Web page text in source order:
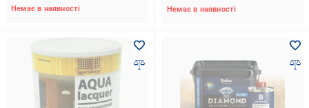
Немає в наявності Немає в наявності